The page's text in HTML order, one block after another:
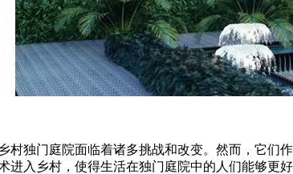
独门庭院面临着诸多挑战和改变。然而，它们
进入乡村，使得生活在独门庭院中的人们能够更